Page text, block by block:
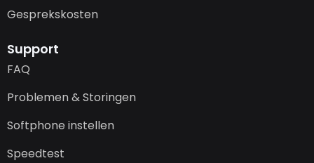
Gesprekskosten
Support
FAQ
Problemen & Storingen
Softphone instellen
Speedtest